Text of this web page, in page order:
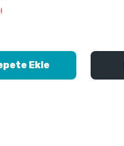
Ekle